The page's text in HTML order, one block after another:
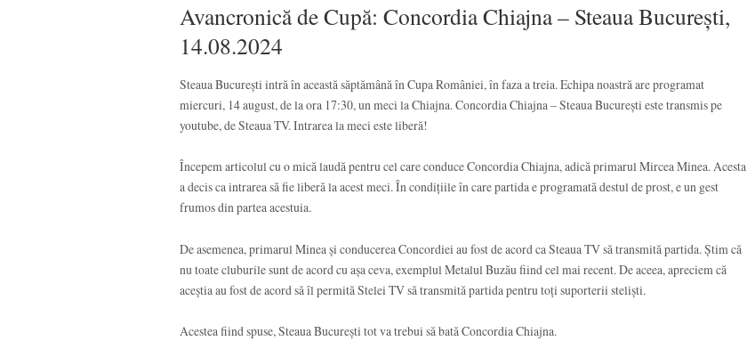
Avancronică de Cupă: Concordia Chiajna – Steaua București,
14.08.2024
Steaua București intră în această săptămână în Cupa României, în faza a treia. Echipa noastră are programat
miercuri, 14 august, de la ora 17:30, un meci la Chiajna. Concordia Chiajna – Steaua București este transmis pe
youtube, de Steaua TV. Intrarea la meci este liberă!
Începem articolul cu o mică laudă pentru cel care conduce Concordia Chiajna, adică primarul Mircea Minea. Acesta
a decis ca intrarea să fie liberă la acest meci. În condițiile în care partida e programată destul de prost, e un gest
frumos din partea acestuia.
De asemenea, primarul Minea și conducerea Concordiei au fost de acord ca Steaua TV să transmită partida. Știm că
nu toate cluburile sunt de acord cu așa ceva, exemplul Metalul Buzău fiind cel mai recent. De aceea, apreciem că
aceștia au fost de acord să îl permită Stelei TV să transmită partida pentru toți suporterii steliști.
Acestea fiind spuse, Steaua București tot va trebui să bată Concordia Chiajna.